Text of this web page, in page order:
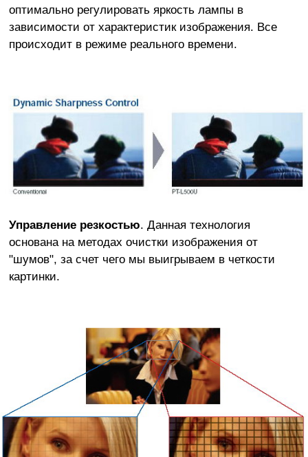
оптимально регулировать яркость лампы в
зависимости от характеристик изображения. Все
происходит в режиме реального времени.
Управление резкостью. Данная технология
основана на методах очистки изображения от
"шумов", за счет чего мы выигрываем в четкости
картинки.